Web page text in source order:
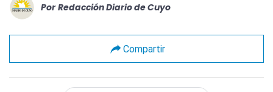
Por Redacción Diario de Cuyo
Compartir